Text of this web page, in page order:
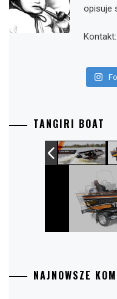
opisuje
Kontakt:
TANGIRI BOAT
NAJNOWSZE